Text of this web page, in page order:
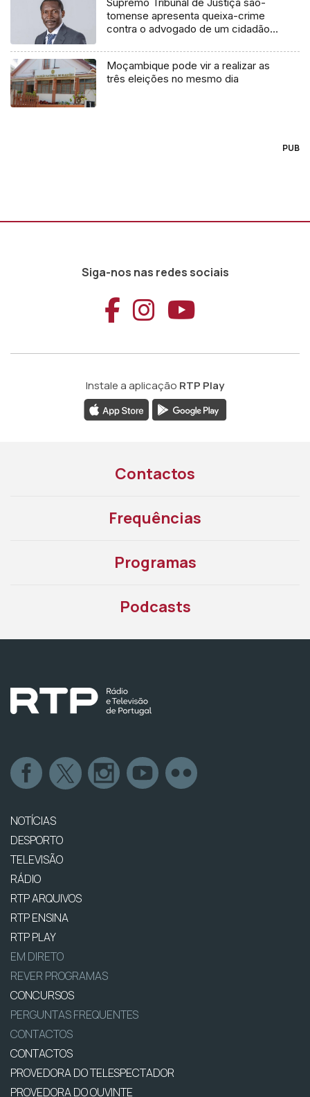
Supremo Tribunal de Justiça são-
tomense apresenta queixa-crime
contra o advogado de um cidadão
Moçambique pode vir a realizar as
três eleições no mesmo dia
PUB
Siga-nos nas redes sociais
Aceder ao
Aceder ao
Aceder
Instale a aplicação RTP Play
Contactos
Frequências
Programas
Podcasts
NOTÍCIAS
DESPORTO
TELEVISÃO
RÁDIO
RTP ARQUIVOS
RTP ENSINA
RTP PLAY
EM DIRETO
REVER PROGRAMAS
CONCURSOS
PERGUNTAS FREQUENTES
CONTACTOS
CONTACTOS
PROVEDORA DO TELESPECTADOR
PROVEDORA DO OUVINTE